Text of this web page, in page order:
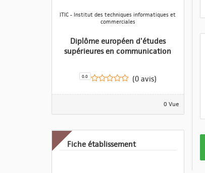
ITIC - Institut des techniques informatiques et
commerciales
Diplôme européen d'études
supérieures en communication
0.0 (0 avis)
0 Vue
Fiche établissement